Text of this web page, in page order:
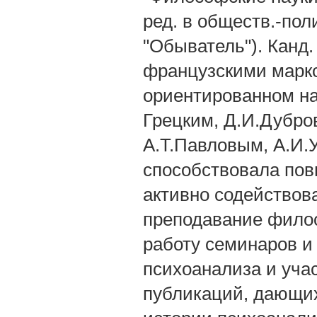
ред. в обществ.-
"Обыватель").
французскими
ориентированном
Грецким,
А.Т.Павловым,
способствовала
активно
преподавание
работу семинаров
психоанализа и
публикаций,